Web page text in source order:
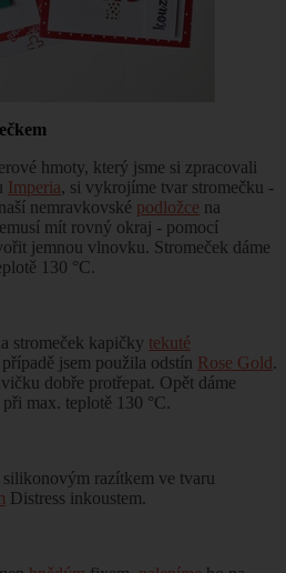
hmoty, který jsme si zpracovali
Imperia, si vykrojíme tvar stromečku -
nemravkovské podložce na
mít rovný okraj - pomocí
jemnou vlnovku. Stromeček dáme
130 °C.
stromeček kapičky tekuté
jsem použila odstín Rose Gold.
dobře protřepat. Opět dáme
max. teplotě 130 °C.
razítkem ve tvaru
Distress inkoustem.